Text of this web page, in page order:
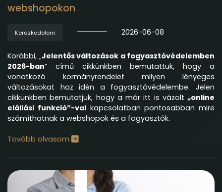
webshopokon
Kereskedelem 2026-06-08
Korábbi, „Jelentős változások a fogyasztóvédelemben
2026-ban” című cikkünkben bemutattuk, hogy a
vonatkozó kormányrendelet milyen lényeges
változásokat hoz idén a fogyasztóvédelembe. Jelen
cikkünkben bemutatjuk, hogy a már itt is vázolt „online
elállási funkció”-valkapcsolatban pontosabban mire
számíthatnak a webshopok és a fogyasztók.
Tovább olvasom